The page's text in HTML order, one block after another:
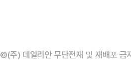
©(주) 데일리안 무단전재 및 재배포 금